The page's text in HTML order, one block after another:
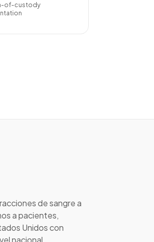
of-custody
de sangre a
a pacientes,
Unidos con
nacional.